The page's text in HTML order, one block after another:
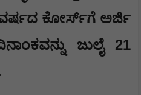
ವರ್ಷದ ಕೋರ್ಸ್‍ಗೆ ಅರ್ಜಿ
ಜುಲೈ 21